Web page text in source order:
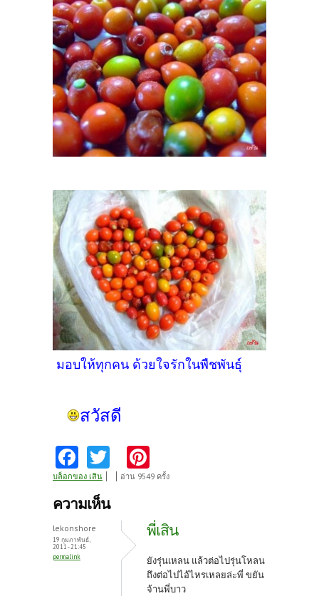
มอบให้ทุกคน ด้วยใจรักในพืชพันธุ์
สวัสดี
Fa
ce
b
o
o
k
w
itt
er
nt
es
t
บล็อกของ เสิน อ่าน 9549 ครั้ง
ความเห็น
lekonshore
19 กุมภาพันธ์,
2011 - 21:45
permalink
พี่เสิน
ยังรุ่นเหลน แล้วต่อไปรุ่นโหลน
ถึงต่อไปไอ้ไหรเหลยล่ะพี่ ขยัน
จ้านพี่บาว